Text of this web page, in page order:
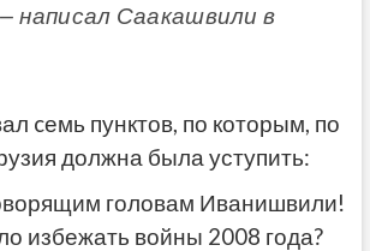
написал Саакашвили в
cемь пунктов, по которым, по
должна была уступить:
головам Иванишвили!
избежать войны 2008 года?